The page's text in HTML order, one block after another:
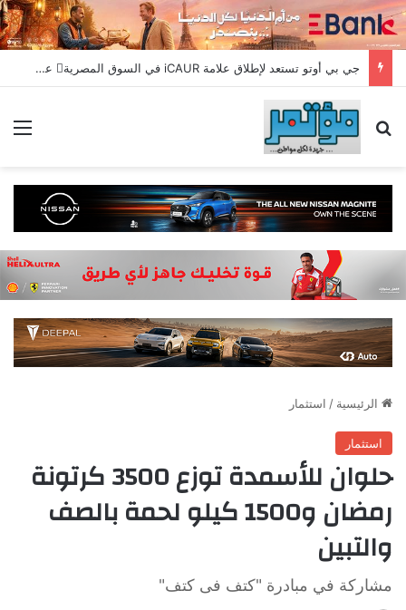
جي بي أوتو تستعد لإطلاق علامة iCAUR في السوق المصرية علامة عالمية جديدة لسيارات الطاقة الجديدة تجمع بين التكنولوجيا الذكية والتصميم الجريء وروح المغامر
بحث عن
الرئيسية / استثمار
استثمار
حلوان للأسمدة توزع 3500 كرتونة
رمضان و1500 كيلو لحمة بالصف
والتبين
مشاركة في مبادرة "كتف فى كتف"